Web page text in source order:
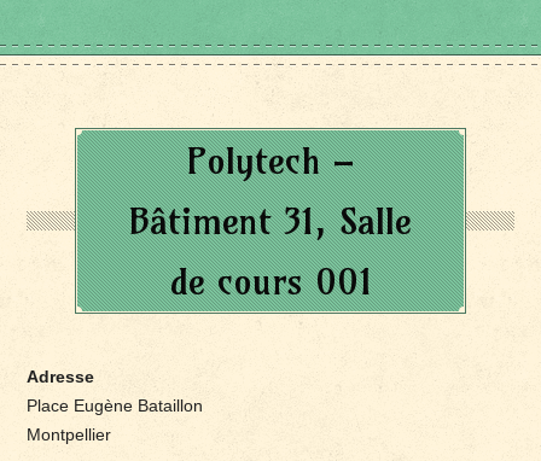
Polytech –
Bâtiment 31, Salle
de cours 001
Adresse
Place Eugène Bataillon
Montpellier